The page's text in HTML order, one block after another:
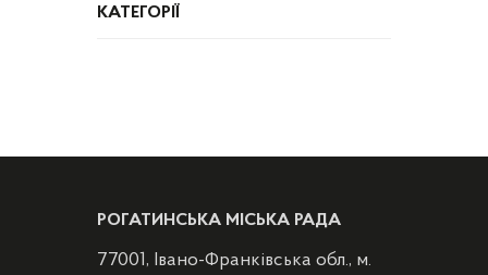
КАТЕГОРІЇ
РОГАТИНСЬКА МІСЬКА РАДА
77001, Івано-Франківська обл., м.